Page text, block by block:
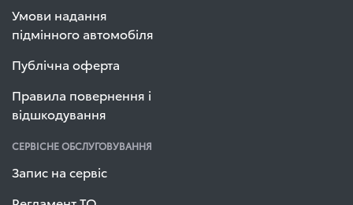
Умови надання
підмінного автомобіля
Публічна оферта
Правила повернення і
відшкодування
СЕРВІСНЕ ОБСЛУГОВУВАННЯ
Запис на сервіс